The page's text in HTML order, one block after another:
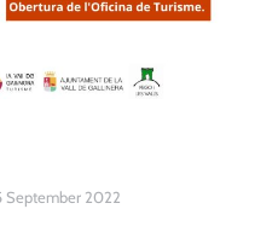
September 2022